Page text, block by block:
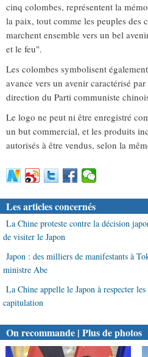
cinq colombes, représentent la
la paix, tout comme les peuples des
marchent ensemble vers un bel
et le feu".
Les colombes symbolisent
avance vers un avenir caractérisé
direction du Parti communiste
Le logo ne peut ni être enregistré
un but commercial, et les produits
autorisés à être vendus, selon la
Les articles concernés
La Chine proteste contre la décision
de visiter le Japon
Japon : des milliers de manifestants à
ministre Abe
La Chine appelle le Japon à respecter
capitulation
On recommande | Plus de photos